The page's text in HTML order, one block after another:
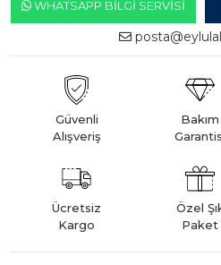
WHATSAPP BILGI SERVISI
Güvenli
Alışveriş
Bakım
Ücretsiz
Kargo
Özel
Paket